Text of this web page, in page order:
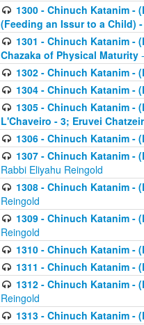
1300 - Chinuch Katanim -
(Feeding an Issur to a Child)
1301 - Chinuch Katanim -
Chazaka of Physical Maturity
1302 - Chinuch Katanim -
1304 - Chinuch Katanim -
1305 - Chinuch Katanim -
L'Chaveiro - 3; Eruvei
1306 - Chinuch Katanim -
1307 - Chinuch Katanim -
Rabbi Eliyahu Reingold
1308 - Chinuch Katanim -
Reingold
1309 - Chinuch Katanim -
Reingold
1310 - Chinuch Katanim -
1311 - Chinuch Katanim -
1312 - Chinuch Katanim -
Reingold
1313 - Chinuch Katanim -